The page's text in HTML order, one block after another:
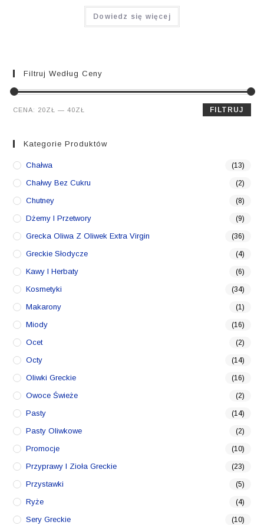
Dowiedz się więcej
Filtruj Według Ceny
Cena
Cena
FILTRUJ
CENA: 20ZŁ —40ZŁ
Kategorie Produktów
Chałwa (13)
Chałwy Bez Cukru (2)
Chutney (8)
Dżemy I Przetwory (9)
Grecka Oliwa Z Oliwek Extra Virgin (36)
Greckie Słodycze (4)
Kawy I Herbaty (6)
Kosmetyki (34)
Makarony (1)
Miody (16)
Ocet (2)
Octy (14)
Oliwki Greckie (16)
Owoce Świeże (2)
Pasty (14)
Pasty Oliwkowe (2)
Promocje (10)
Przyprawy I Zioła Greckie (23)
Przystawki (5)
Ryże (4)
Sery Greckie (10)